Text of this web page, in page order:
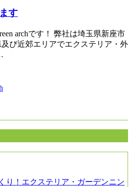
す
archです！ 弊社は埼玉県新座市
び近郊エリアでエクステリア・外
り！エクステリア・ガーデンニン